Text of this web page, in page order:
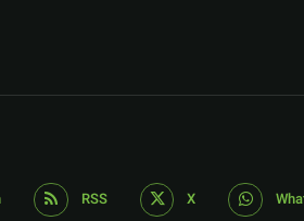
RSS X